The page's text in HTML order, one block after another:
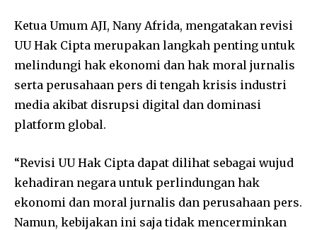
Ketua Umum AJI, Nany Afrida, mengatakan revisi
UU Hak Cipta merupakan langkah penting untuk
melindungi hak ekonomi dan hak moral jurnalis
serta perusahaan pers di tengah krisis industri
media akibat disrupsi digital dan dominasi
platform global.
“Revisi UU Hak Cipta dapat dilihat sebagai wujud
kehadiran negara untuk perlindungan hak
ekonomi dan moral jurnalis dan perusahaan pers.
Namun, kebijakan ini saja tidak mencerminkan